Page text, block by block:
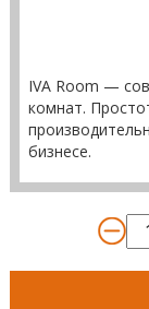
IVA Room —
комнат.
бизнесе.